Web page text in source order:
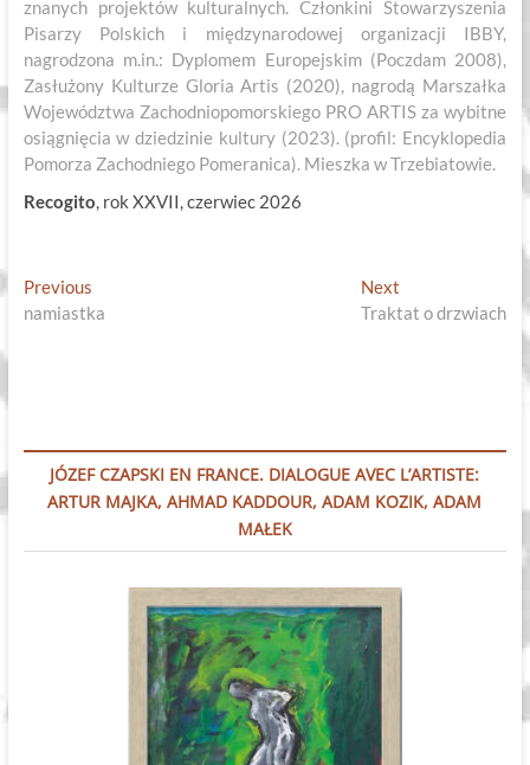
znanych projektów kulturalnych. Członkini Stowarzyszenia
Pisarzy Polskich i międzynarodowej organizacji IBBY,
nagrodzona m.in.: Dyplomem Europejskim (Poczdam 2008),
Zasłużony Kulturze Gloria Artis (2020), nagrodą Marszałka
Województwa Zachodniopomorskiego PRO ARTIS za wybitne
osiągnięcia w dziedzinie kultury (2023). (profil: Encyklopedia
Pomorza Zachodniego Pomeranica). Mieszka w Trzebiatowie.
Recogito, rok XXVII, czerwiec 2026
Nawigacja
wpisu
PreviousPrevious
post:
namiastka
Next
post:
Traktat o drzwiach
JÓZEF CZAPSKI EN FRANCE. DIALOGUE AVEC L’ARTISTE:
ARTUR MAJKA, AHMAD KADDOUR, ADAM KOZIK, ADAM
MAŁEK